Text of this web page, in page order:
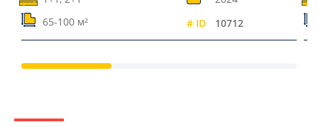
65-100 м²
# ID 10712